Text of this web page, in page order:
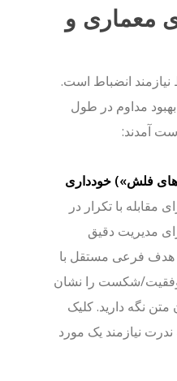
معماری و
انضباط است.
مداوم در طول
آمدند:
فلش») خودداری
با تکرار در
مدیریت دقیق
هدف فرعی مستقل با
شکست را نشان
نگه دارید. کلیک
نیازمند یک مورد